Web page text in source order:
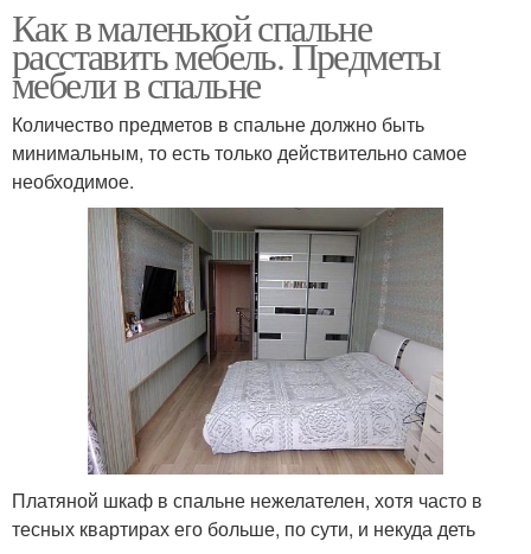
Как в маленькой спальне
расставить мебель. Предметы
мебели в спальне
Количество предметов в спальне должно быть
минимальным, то есть только действительно самое
необходимое.
Платяной шкаф в спальне нежелателен, хотя часто в
тесных квартирах его больше, по сути, и некуда деть